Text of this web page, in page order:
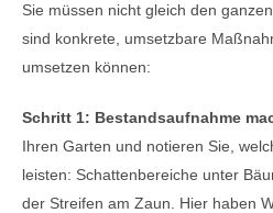
Sie müssen nicht gleich den
sind konkrete, umsetzbare
umsetzen können:
Schritt 1: Bestandsaufnahme
Ihren Garten und notieren Sie,
leisten: Schattenbereiche unter
der Streifen am Zaun. Hier haben